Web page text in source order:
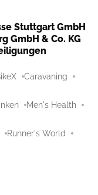
Stuttgart GmbH
GmbH & Co. KG
Caravaning
Men's Health
Runner's World